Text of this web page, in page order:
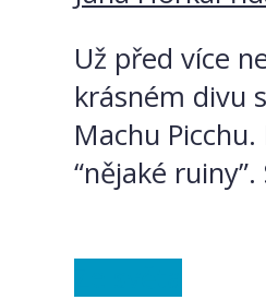
Už před více
krásném divu
Machu
“nějaké